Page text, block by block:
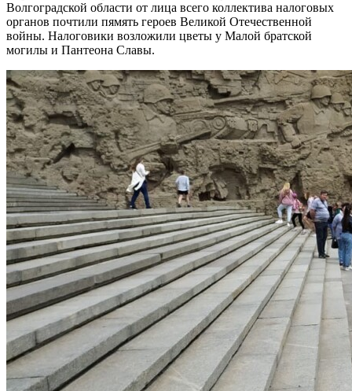
Волгоградской области от лица всего коллектива налоговых
органов почтили пямять героев Великой Отечественной
войны. Налоговики возложили цветы у Малой братской
могилы и Пантеона Славы.